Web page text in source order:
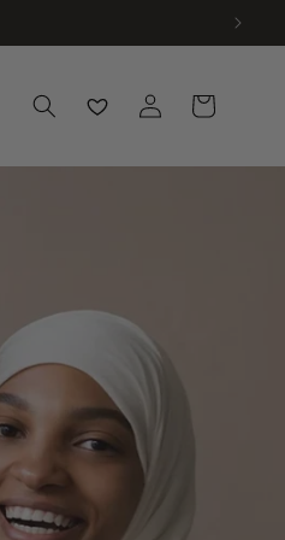
WishlistConnexionPanier